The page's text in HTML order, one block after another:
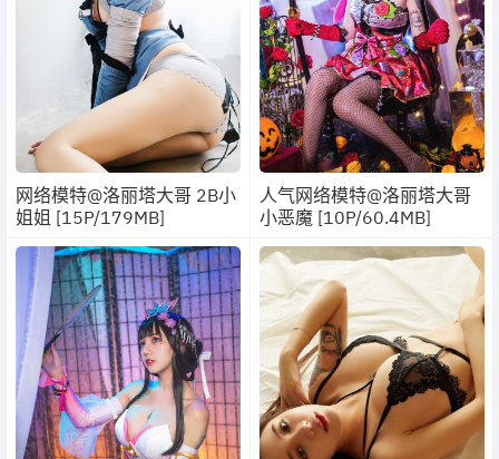
网络模特@洛丽塔大哥 2B小
姐姐 [15P/179MB]
人气网络模特@洛丽塔大哥
小恶魔 [10P/60.4MB]